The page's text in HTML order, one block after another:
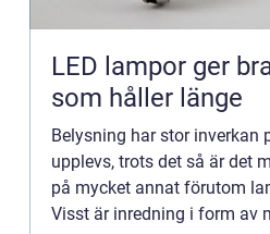
LED lampor ger
som håller länge
Belysning har stor inverkan
upplevs, trots det så är det
på mycket annat förutom
Visst är inredning i form av